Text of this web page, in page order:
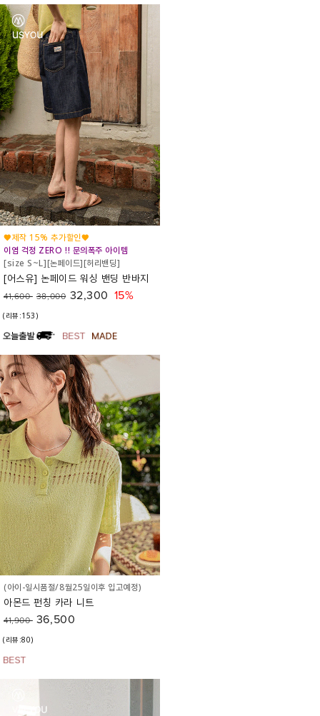
♥제작 15% 추가할인♥
이염 걱정 ZERO !! 문의폭주 아이템
[size S~L][논페이드][허리밴딩]
[어스유] 논페이드 워싱 밴딩 반바지
41,600 38,000 32,300 15%
(리뷰:153)
(아이-일시품절/8월25일이후 입고예정)
아몬드 펀칭 카라 니트
41,900 36,500
(리뷰:80)